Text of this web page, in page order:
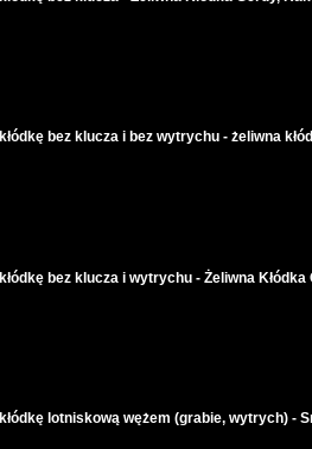
bez klucza i bez wytrychu - żeliwna
bez klucza i wytrychu - Żeliwna Kłódka
lotniskową wężem (grabie, wytrych) -